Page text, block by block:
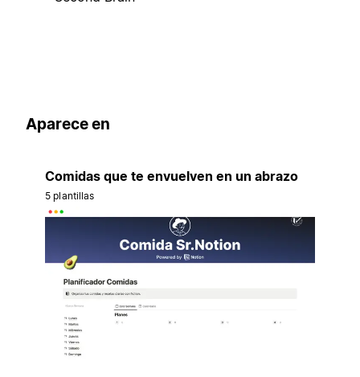
Aparece en
Comidas que te envuelven en un abrazo
5 plantillas